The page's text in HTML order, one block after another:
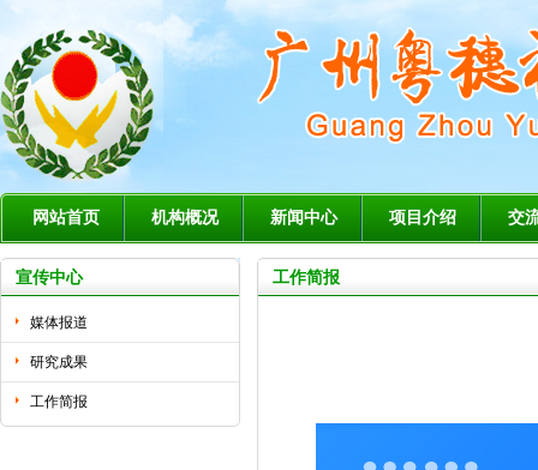
网站首页 机构概况 新闻中心 项目介绍 交
宣传中心
媒体报道
研究成果
工作简报
工作简报